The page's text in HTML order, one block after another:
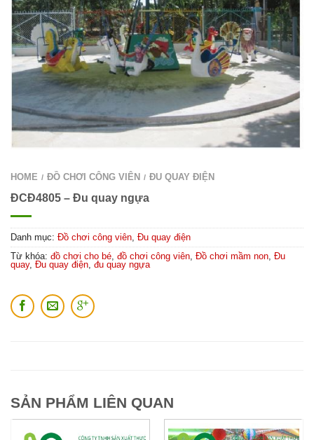
HOME / ĐỒ CHƠI CÔNG VIÊN / ĐU QUAY ĐIỆN
ĐCĐ4805 – Đu quay ngựa
Danh mục: Đồ chơi công viên, Đu quay điện
Từ khóa: đồ chơi cho bé, đồ chơi công viên, Đồ chơi mầm non, Đu
quay, Đu quay điện, đu quay ngựa
SẢN PHẨM LIÊN QUAN